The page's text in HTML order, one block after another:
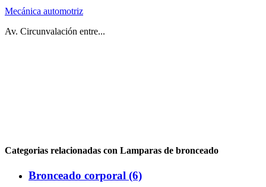
Mecánica automotriz
Av. Circunvalación entre...
Categorias relacionadas con Lamparas de bronceado
Bronceado corporal (6)